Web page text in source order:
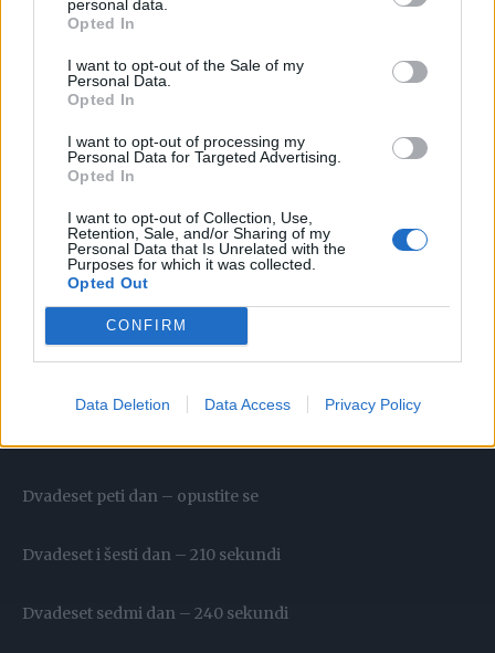
personal data.
Opted In
I want to opt-out of the Sale of my
Personal Data.
Opted In
I want to opt-out of processing my
Personal Data for Targeted Advertising.
Opted In
I want to opt-out of Collection, Use,
Retention, Sale, and/or Sharing of my
Personal Data that Is Unrelated with the
Purposes for which it was collected.
Opted Out
CONFIRM
Data Deletion Data Access Privacy Policy
Sedamnaesti dan – 120 sekundi
Osamnaesti dan – 150 sekundi
Devetnaesti dan – opustite se
Dvadeset i prvi dan – 150 sekundi
Dvadeset drugi dan – 180 sekundi
Dvadeset peti dan – opustite se
Dvadeset i šesti dan – 210 sekundi
Dvadeset sedmi dan – 240 sekundi